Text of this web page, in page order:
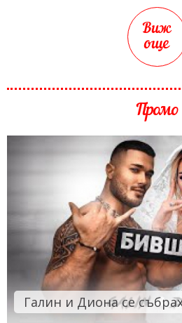
Виж
още
Промо
Галин и Диона се